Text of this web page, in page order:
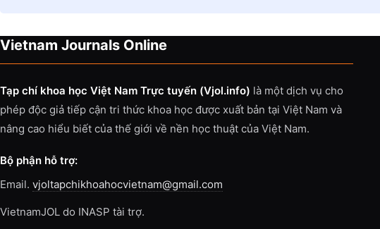
Vietnam Journals Online
Tạp chí khoa học Việt Nam Trực tuyến (Vjol.info) là một dịch vụ cho
phép độc giả tiếp cận tri thức khoa học được xuất bản tại Việt Nam và
nâng cao hiểu biết của thế giới về nền học thuật của Việt Nam.
Bộ phận hỗ trợ:
Email. vjoltapchikhoahocvietnam@gmail.com
VietnamJOL do INASP tài trợ.